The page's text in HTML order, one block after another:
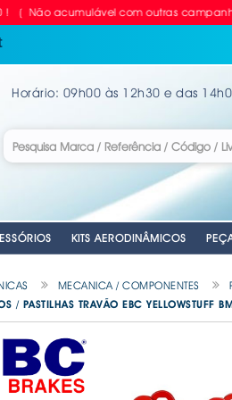
com outras campanhas em
Horário: 09h00 às 12h30 e das
TPMS
ACESSÓRIOS
KITS AERODINÂMICOS
CARRO
. MOCAS / MANETES
MECANICA / COMPONENTES
/ PASTILHAS TRAVÃO EBC